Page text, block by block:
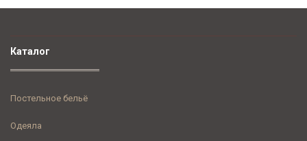
Каталог
Постельное бельё
Одеяла